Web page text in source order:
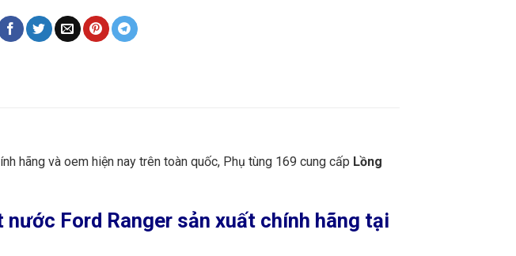
hãng và oem hiện nay trên toàn quốc, Phụ tùng 169 cung cấp Lồng
Ford Ranger sản xuất chính hãng tại